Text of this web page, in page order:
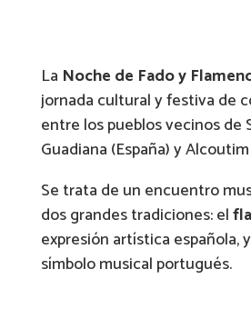
La Noche de Fado y
jornada cultural y festiva de
entre los pueblos vecinos de
Guadiana (España) y
Se trata de un encuentro
dos grandes tradiciones: el
expresión artística española,
símbolo musical portugués.